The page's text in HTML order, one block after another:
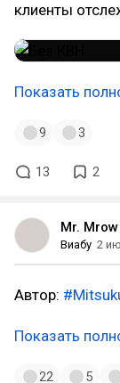
клиенты
Показать
9 3
13 2
Mr. Mrow
Виабу 2
Автор:
Показать
22 5